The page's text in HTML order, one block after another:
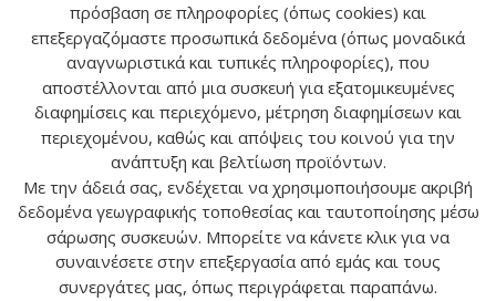
Ο ΛΟΓΑΡΙΑΣΜΟΣ ΜΟΥ
ΕΠΙΚΟΙΝΩΝΙΑ
ΠΛΗΡΟΦΟΡΙΕΣ
© 2024 tropos-zois.gr All Rights Reserved
πρόσβαση σε πληροφορίες (όπως cookies) και
επεξεργαζόμαστε προσωπικά δεδομένα (όπως μοναδικά
αναγνωριστικά και τυπικές πληροφορίες), που
αποστέλλονται από μια συσκευή για εξατομικευμένες
διαφημίσεις και περιεχόμενο, μέτρηση διαφημίσεων και
περιεχομένου, καθώς και απόψεις του κοινού για την
ανάπτυξη και βελτίωση προϊόντων.
Με την άδειά σας, ενδέχεται να χρησιμοποιήσουμε ακριβή
δεδομένα γεωγραφικής τοποθεσίας και ταυτοποίησης μέσω
σάρωσης συσκευών. Μπορείτε να κάνετε κλικ για να
συναινέσετε στην επεξεργασία από εμάς και τους
συνεργάτες μας, όπως περιγράφεται παραπάνω.